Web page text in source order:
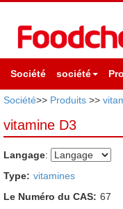
Société société
Société>> Produits >>
vitamine D3
Langage:
Type: vitamines
Le Numéro du CAS: 67